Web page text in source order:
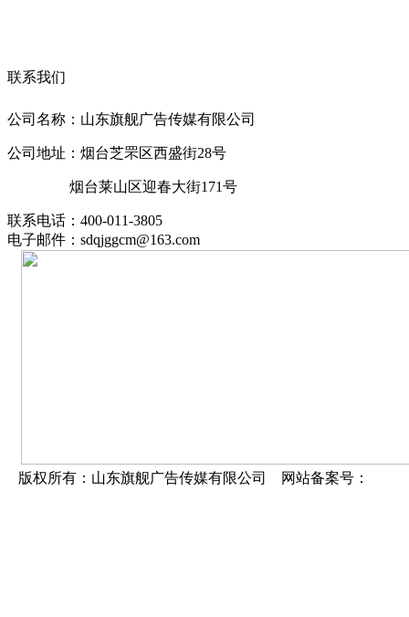
联系我们
公司名称：山东旗舰广告传媒有限公司
公司地址：烟台芝罘区西盛街28号
烟台莱山区迎春大街171号
联系电话：400-011-3805
电子邮件：sdqjggcm@163.com
版权所有：山东旗舰广告传媒有限公司 网站备案号：